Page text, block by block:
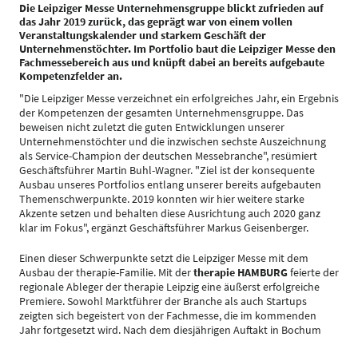
Die Leipziger Messe Unternehmensgruppe blickt zufrieden auf
das Jahr 2019 zurück, das geprägt war von einem vollen
Veranstaltungskalender und starkem Geschäft der
Unternehmenstöchter. Im Portfolio baut die Leipziger Messe den
Fachmessebereich aus und knüpft dabei an bereits aufgebaute
Kompetenzfelder an.
"Die Leipziger Messe verzeichnet ein erfolgreiches Jahr, ein Ergebnis
der Kompetenzen der gesamten Unternehmensgruppe. Das
beweisen nicht zuletzt die guten Entwicklungen unserer
Unternehmenstöchter und die inzwischen sechste Auszeichnung
als Service-Champion der deutschen Messebranche", resümiert
Geschäftsführer Martin Buhl-Wagner. "Ziel ist der konsequente
Ausbau unseres Portfolios entlang unserer bereits aufgebauten
Themenschwerpunkte. 2019 konnten wir hier weitere starke
Akzente setzen und behalten diese Ausrichtung auch 2020 ganz
klar im Fokus", ergänzt Geschäftsführer Markus Geisenberger.
Einen dieser Schwerpunkte setzt die Leipziger Messe mit dem
Ausbau der therapie-Familie. Mit dertherapie HAMBURGfeierte der
regionale Ableger der therapie Leipzig eine äußerst erfolgreiche
Premiere. Sowohl Marktführer der Branche als auch Startups
zeigten sich begeistert von der Fachmesse, die im kommenden
Jahr fortgesetzt wird. Nach dem diesjährigen Auftakt in Bochum